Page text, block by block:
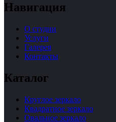
Навигация
О студии
Услуги
Галерея
Контакты
Каталог
Круглое зеркало
Квадратное зеркало
Овальное зеркало